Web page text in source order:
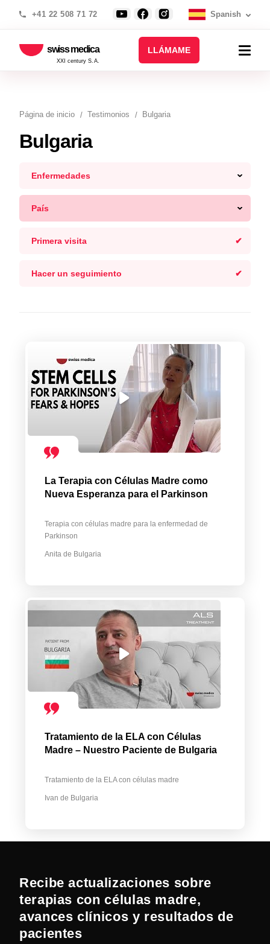
+41 22 508 71 72 Spanish
swiss medica
XXI century S.A.
LLÁMAME
Página de inicio Testimonios Bulgaria
Bulgaria
Enfermedades
País
Primera visita
Hacer un seguimiento
La Terapia con Células Madre como
Nueva Esperanza para el Parkinson
Terapia con células madre para la enfermedad de
Parkinson
Anita de Bulgaria
Tratamiento de la ELA con Células
Madre – Nuestro Paciente de Bulgaria
Tratamiento de la ELA con células madre
Ivan de Bulgaria
Recibe actualizaciones sobre
terapias con células madre,
avances clínicos y resultados de
pacientes